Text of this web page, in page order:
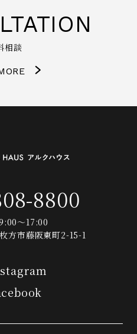
相談
8800
～17:00
方市藤阪東町2-15-1